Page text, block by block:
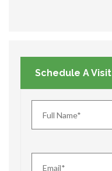
Schedule A Visit